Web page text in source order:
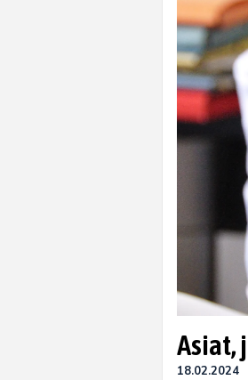
Asiat,
18.02.2024